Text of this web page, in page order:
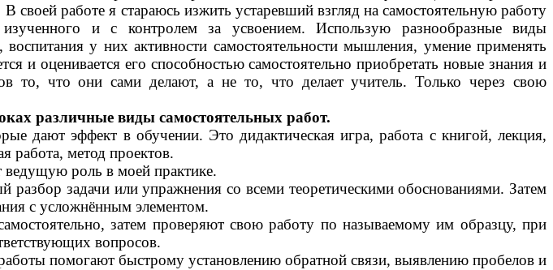
работе я стараюсь изжить устаревший взгляд на самостоятельную работу
и с контролем за усвоением. Использую разнообразные виды
у них активности самостоятельности мышления, умение применять
и оценивается его способностью самостоятельно приобретать новые знания и
то, что они сами делают, а не то, что делает учитель. Только через свою
различные виды самостоятельных работ.
дают эффект в обучении. Это дидактическая игра, работа с книгой, лекция,
работа, метод проектов.
роль в моей практике.
разбор задачи или упражнения со всеми теоретическими обоснованиями. Затем
с усложнённым элементом.
затем проверяют свою работу по называемому им образцу, при
вопросов.
помогают быстрому установлению обратной связи, выявлению пробелов и